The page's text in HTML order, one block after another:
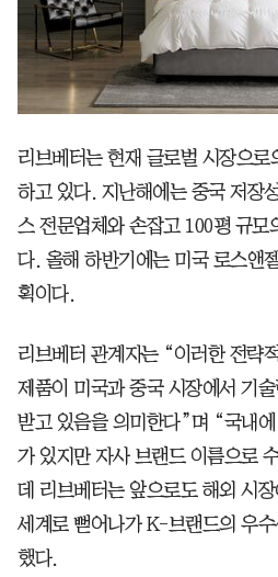
리브베터는 현재 글로벌 시장으로
하고 있다. 지난해에는 중국 저장
스 전문업체와 손잡고 100평 규모
다. 올해 하반기에는 미국 로스앤
획이다.
리브베터 관계자는 “이러한 전략
제품이 미국과 중국 시장에서 기
받고 있음을 의미한다”며 “국내
가 있지만 자사 브랜드 이름으로
데 리브베터는 앞으로도 해외 시
세계로 뻗어나가 K-브랜드의 우
했다.